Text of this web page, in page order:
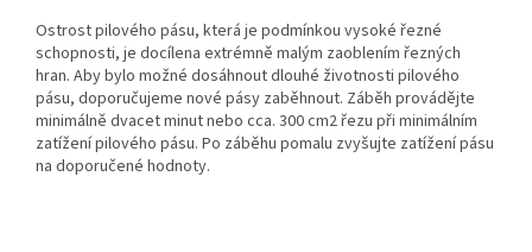
Ostrost pilového pásu, která je podmínkou vysoké řezné
schopnosti, je docílena extrémně malým zaoblením řezných
hran. Aby bylo možné dosáhnout dlouhé životnosti pilového
pásu, doporučujeme nové pásy zaběhnout. Záběh provádějte
minimálně dvacet minut nebo cca. 300 cm2 řezu při minimálním
zatížení pilového pásu. Po záběhu pomalu zvyšujte zatížení pásu
na doporučené hodnoty.